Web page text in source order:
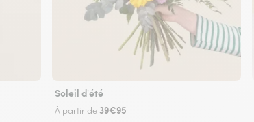
Soleil d'été
À partir de 39€95